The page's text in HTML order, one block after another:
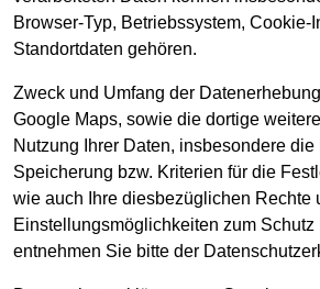
Browser-Typ, Betriebssystem, Cookie-
Standortdaten gehören.
Zweck und Umfang der
Google Maps, sowie die dortige
Nutzung Ihrer Daten, insbesondere die
Speicherung bzw. Kriterien für die
wie auch Ihre diesbezüglichen Rechte
Einstellungsmöglichkeiten zum Schutz
entnehmen Sie bitte der